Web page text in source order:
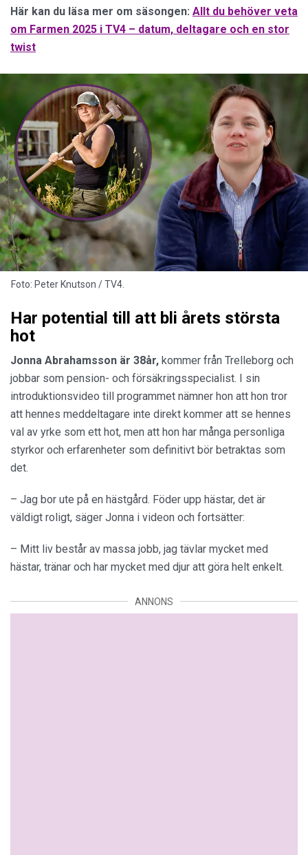
Här kan du läsa mer om säsongen: Allt du behöver veta
om Farmen 2025 i TV4 – datum, deltagare och en stor
twist
Foto: Peter Knutson / TV4.
Har potential till att bli årets största
hot
Jonna Abrahamsson är 38år, kommer från Trelleborg och
jobbar som pension- och försäkringsspecialist. I sin
introduktionsvideo till programmet nämner hon att hon tror
att hennes meddeltagare inte direkt kommer att se hennes
val av yrke som ett hot, men att hon har många personliga
styrkor och erfarenheter som definitivt bör betraktas som
det.
– Jag bor ute på en hästgård. Föder upp hästar, det är
väldigt roligt, säger Jonna i videon och fortsätter:
– Mitt liv består av massa jobb, jag tävlar mycket med
hästar, tränar och har mycket med djur att göra helt enkelt.
ANNONS